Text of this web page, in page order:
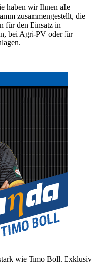
haben wir Ihnen alle
zusammengestellt, die
für den Einsatz in
bei Agri-PV oder für
wie Timo Boll. Exklusiv